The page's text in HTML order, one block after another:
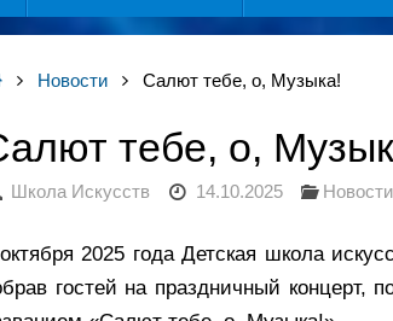
Новости Салют тебе, о, Музыка!
тебе, о,
Школа Искусств 14.10.2025 Новости
2025 года Детская школа
гостей на праздничный